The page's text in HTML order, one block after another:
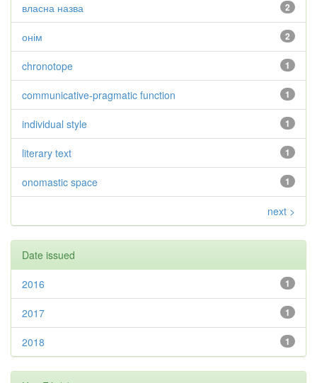
2
власна назва
2
онім
1
chronotope
1
communicative-pragmatic function
1
individual style
1
literary text
1
onomastic space
next >
Date issued
1
2016
1
2017
1
2018